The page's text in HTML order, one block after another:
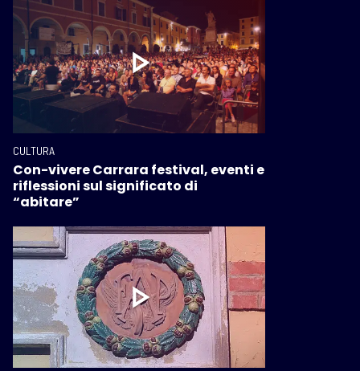
CULTURA
Con-vivere Carrara festival, eventi e
riflessioni sul significato di
“abitare”